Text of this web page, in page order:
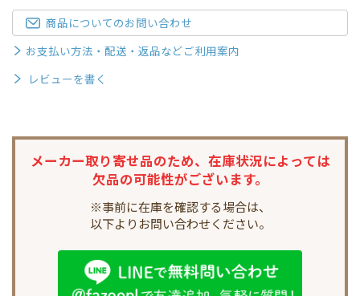
商品についてのお問い合わせ
お支払い方法・配送・返品などご利用案内
レビューを書く
メーカー取り寄せ品のため、 在庫状況によっては
欠品の可能性がございます。
※事前に在庫を確認する場合は、
以下よりお問い合わせください。